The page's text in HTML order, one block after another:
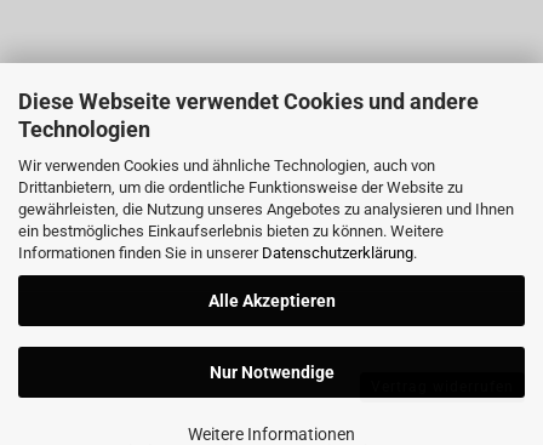
Diese Webseite verwendet Cookies und andere
Technologien
Wir verwenden Cookies und ähnliche Technologien, auch von
Drittanbietern, um die ordentliche Funktionsweise der Website zu
gewährleisten, die Nutzung unseres Angebotes zu analysieren und Ihnen
ein bestmögliches Einkaufserlebnis bieten zu können. Weitere
Informationen finden Sie in unserer Datenschutzerklärung.
Alle Akzeptieren
Nur Notwendige
Weitere Informationen